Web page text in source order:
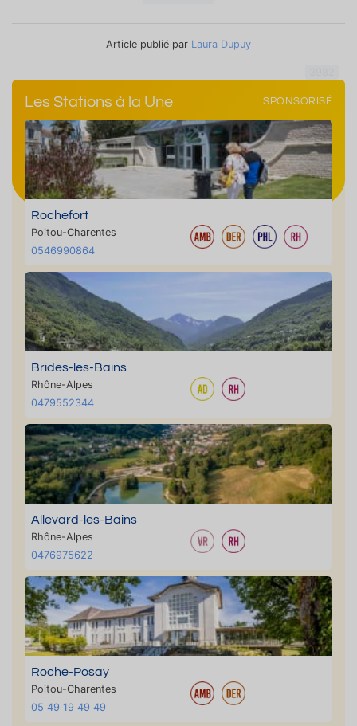
Article publié par Laura Dupuy
Les Stations à la Une SPONSORISÉ
Rochefort
Poitou-Charentes
0546990864
Brides-les-Bains
Rhône-Alpes
0479552344
Allevard-les-Bains
Rhône-Alpes
0476975622
Roche-Posay
Poitou-Charentes
05 49 19 49 49